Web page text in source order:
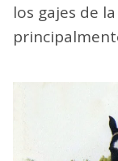
los gajes de